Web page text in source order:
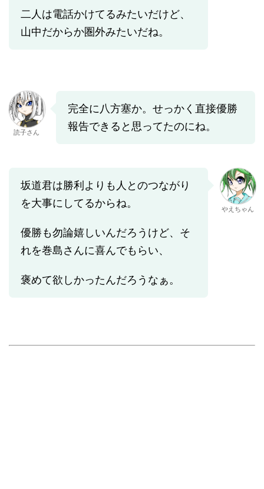
二人は電話かけてるみたいだけど、
山中だからか圏外みたいだね。
読子さん
完全に八方塞か。せっかく直接優勝
報告できると思ってたのにね。
坂道君は勝利よりも人とのつながり
を大事にしてるからね。
優勝も勿論嬉しいんだろうけど、そ
れを巻島さんに喜んでもらい、
褒めて欲しかったんだろうなぁ。
やえちゃん